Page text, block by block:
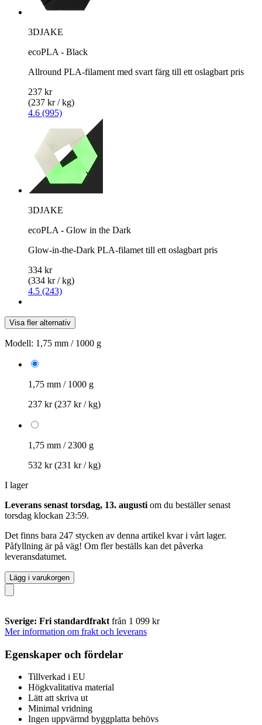
3DJAKE
ecoPLA - Black
Allround PLA-filament med svart färg till ett oslagbart pris
237 kr
(237 kr / kg)
4.6 (995)
3DJAKE
ecoPLA - Glow in the Dark
Glow-in-the-Dark PLA-filamet till ett oslagbart pris
334 kr
(334 kr / kg)
4.5 (243)
Visa fler alternativ
Modell: 1,75 mm / 1000 g
1,75 mm / 1000 g
237 kr(237 kr / kg)
1,75 mm / 2300 g
532 kr(231 kr / kg)
I lager
Leverans senast torsdag, 13. augusti om du beställer senast
torsdag klockan 23:59.
Det finns bara 247 stycken av denna artikel kvar i vårt lager.
Påfyllning är på väg! Om fler beställs kan det påverka
leveransdatumet.
Lägg i varukorgen
Sverige: Fri standardfrakt från 1 099 kr
Mer information om frakt och leverans
Egenskaper och fördelar
Tillverkad i EU
Högkvalitativa material
Lätt att skriva ut
Minimal vridning
Ingen uppvärmd byggplatta behövs